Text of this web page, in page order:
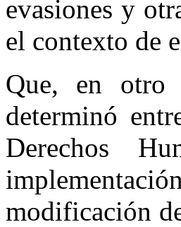
evasiones y
el contexto de
Que, en otro
determinó
Derechos
modificación